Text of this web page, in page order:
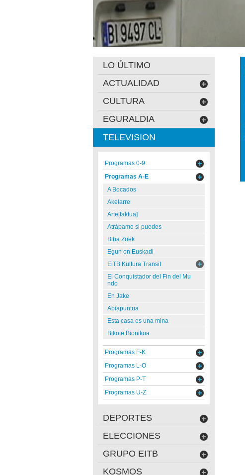
LO ÚLTIMO
ACTUALIDAD
CULTURA
EGURALDIA
TELEVISION
Programas 0-9
Programas A-E
A Bocados
Akelarre
Arte[faktua]
Atrápame si puedes
Biba Zuek
Egun on Euskadi
EiTB Kultura Transit
El Conquistador del Fin del Mu
ndo
En Jake
Abiapuntua
Esta casa es una mina
Bikote Bionikoa
Programas F-K
Programas L-O
Programas P-T
Programas U-Z
DEPORTES
ELECCIONES
GRUPO EITB
KOSMOS